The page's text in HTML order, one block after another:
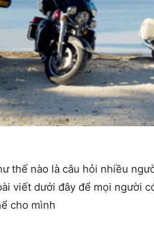
thế nào là câu hỏi nhiều
viết dưới đây để mọi người
cho mình